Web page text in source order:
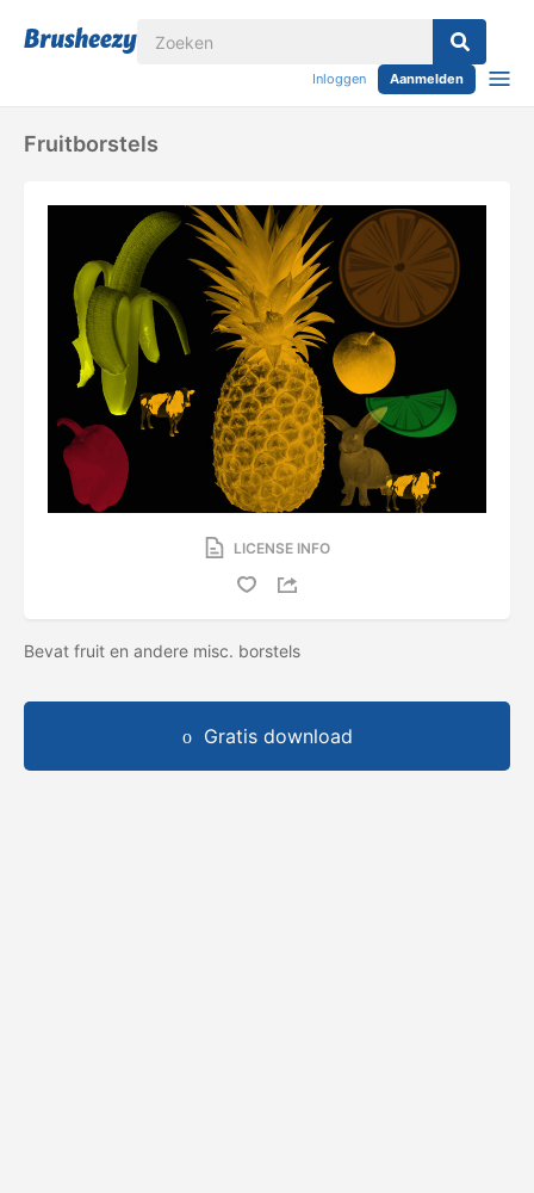
Inloggen Aanmelden
Fruitborstels
LICENSE INFO
Bevat fruit en andere misc. borstels
Gratis download